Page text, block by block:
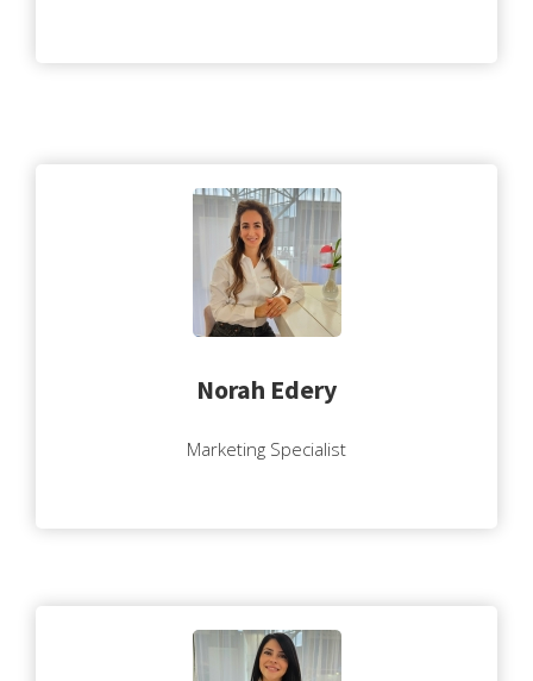
Norah Edery
Marketing Specialist